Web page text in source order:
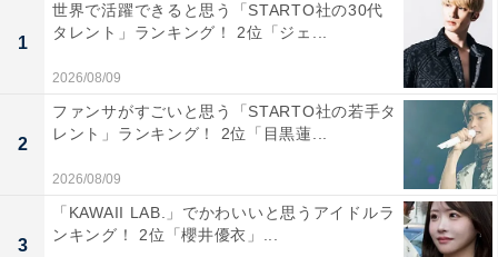
40位までの全ランキング結果を見
1
世界で活躍できると思う「STARTO社の30代
タレント」ランキング！ 2位「ジェ...
2026/08/09
2
ファンサがすごいと思う「STARTO社の若手タ
レント」ランキング！ 2位「目黒蓮...
2026/08/09
3
「KAWAII LAB.」でかわいいと思うアイドルラ
ンキング！ 2位「櫻井優衣」...